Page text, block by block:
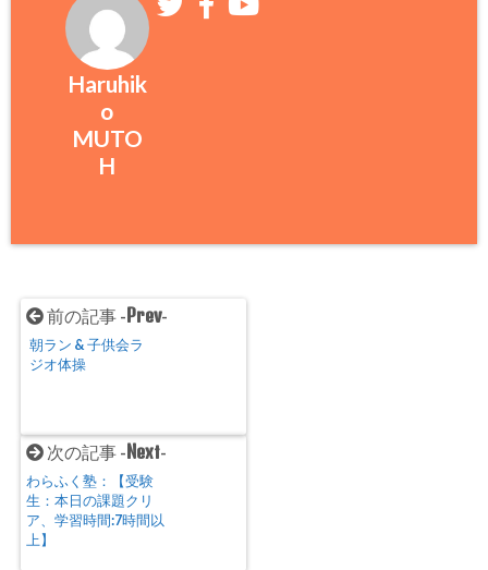
Haruhik
o
MUTO
H
前の記事 - Prev-
朝ラン & 子供会ラ
ジオ体操
次の記事 - Next-
わらふく塾：【受験
生：本日の課題クリ
ア、学習時間:7時間以
上】